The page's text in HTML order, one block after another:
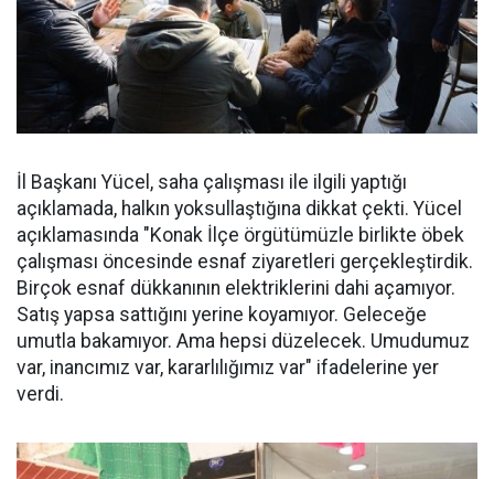
İl Başkanı Yücel, saha çalışması ile ilgili yaptığı
açıklamada, halkın yoksullaştığına dikkat çekti. Yücel
açıklamasında "Konak İlçe örgütümüzle birlikte öbek
çalışması öncesinde esnaf ziyaretleri gerçekleştirdik.
Birçok esnaf dükkanının elektriklerini dahi açamıyor.
Satış yapsa sattığını yerine koyamıyor. Geleceğe
umutla bakamıyor. Ama hepsi düzelecek. Umudumuz
var, inancımız var, kararlılığımız var" ifadelerine yer
verdi.